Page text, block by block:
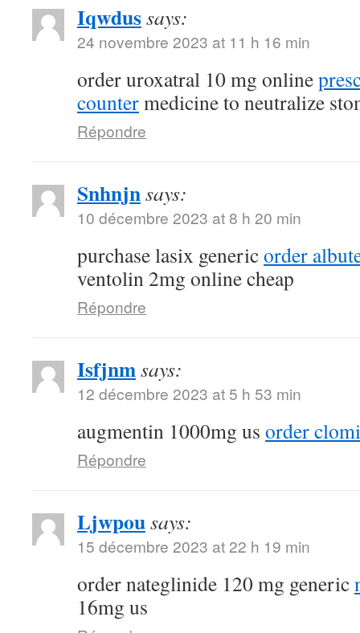
Iqwdussays:
24 novembre 2023 at 11 h 16 min
order uroxatral 10 mg online
countermedicine to neutralize
Répondre
Snhnjnsays:
10 décembre 2023 at 8 h 20 min
purchase lasix genericorder
ventolin 2mg online cheap
Répondre
Isfjnmsays:
12 décembre 2023 at 5 h 53 min
augmentin 1000mg us order
Répondre
Ljwpousays:
15 décembre 2023 at 22 h 19 min
order nateglinide 120 mg generic
16mg us